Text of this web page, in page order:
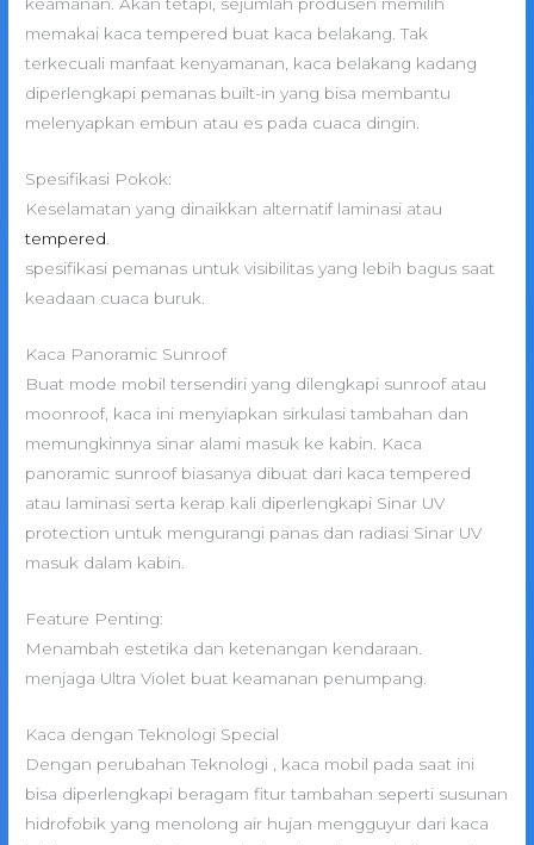
keamanan. Akan tetapi, sejumlah produsen memilih
memakai kaca tempered buat kaca belakang. Tak
terkecuali manfaat kenyamanan, kaca belakang kadang
diperlengkapi pemanas built-in yang bisa membantu
melenyapkan embun atau es pada cuaca dingin.
Spesifikasi Pokok:
Keselamatan yang dinaikkan alternatif laminasi atau
tempered
spesifikasi pemanas untuk visibilitas yang lebih bagus saat
keadaan cuaca buruk.
Kaca Panoramic Sunroof
Buat mode mobil tersendiri yang dilengkapi sunroof atau
moonroof, kaca ini menyiapkan sirkulasi tambahan dan
memungkinnya sinar alami masuk ke kabin. Kaca
panoramic sunroof biasanya dibuat dari kaca tempered
atau laminasi serta kerap kali diperlengkapi Sinar UV
protection untuk mengurangi panas dan radiasi Sinar UV
masuk dalam kabin.
Feature Penting:
Menambah estetika dan ketenangan kendaraan.
menjaga Ultra Violet buat keamanan penumpang.
Kaca dengan Teknologi Special
Dengan perubahan Teknologi , kaca mobil pada saat ini
bisa diperlengkapi beragam fitur tambahan seperti susunan
hidrofobik yang menolong air hujan mengguyur dari kaca